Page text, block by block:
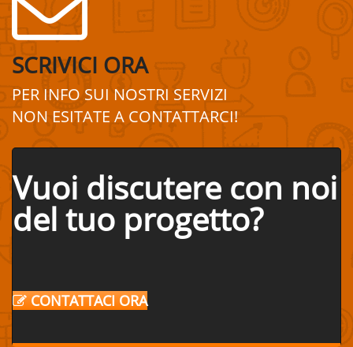
SCRIVICI ORA
PER INFO SUINOSTRI SERVIZI
NON ESITATE A CONTATTARCI!
Vuoi discutere con noi
del tuo progetto?
CONTATTACI ORA